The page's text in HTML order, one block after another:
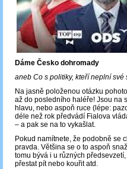
Dáme Česko dohromady
aneb Co s politiky, kteří neplní své
Na jasně položenou otázku
až do posledního haléře! Jsou na
hlavu, nebo aspoň ruce (lépe:
déle než rok předvádí Fialova
– a pak se na to vykašlat.
Pokud namítnete, že podobně se
pravda. Většina se o to aspoň
tomu bývá i u různých
přestat pít nebo kouřit atd.